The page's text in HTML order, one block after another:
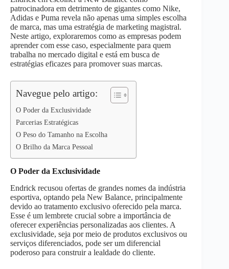
A
p
p
d
I
n
o
o
k
patrocinadora em detrimento de gigantes como Nike,
Adidas e Puma revela não apenas uma simples escolha
de marca, mas uma estratégia de marketing magistral.
Neste artigo, exploraremos como as empresas podem
aprender com esse caso, especialmente para quem
trabalha no mercado digital e está em busca de
estratégias eficazes para promover suas marcas.
Navegue pelo artigo:
O Poder da Exclusividade
Parcerias Estratégicas
O Peso do Tamanho na Escolha
O Brilho da Marca Pessoal
O Poder da Exclusividade
Endrick recusou ofertas de grandes nomes da indústria
esportiva, optando pela New Balance, principalmente
devido ao tratamento exclusivo oferecido pela marca.
Esse é um lembrete crucial sobre a importância de
oferecer experiências personalizadas aos clientes. A
exclusividade, seja por meio de produtos exclusivos ou
serviços diferenciados, pode ser um diferencial
poderoso para construir a lealdade do cliente.